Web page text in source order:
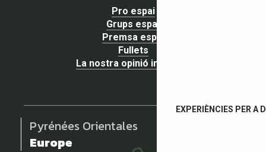
EXPERIÈNCIES PER A
Pro espai
Grups espai
Premsa espai
Fullets
La nostra opinió importa !
Pyrénées Orientales
Europe